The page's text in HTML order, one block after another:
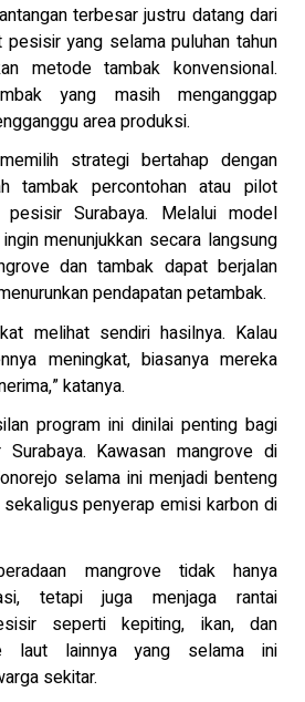
terbesar justru datang dari
yang selama puluhan tahun
metode tambak konvensional.
yang masih menganggap
area produksi.
strategi bertahap dengan
tambak percontohan atau pilot
Surabaya. Melalui model
menunjukkan secara langsung
dan tambak dapat berjalan
pendapatan petambak.
melihat sendiri hasilnya. Kalau
meningkat, biasanya mereka
katanya.
program ini dinilai penting bagi
Kawasan mangrove di
selama ini menjadi benteng
penyerap emisi karbon di
mangrove tidak hanya
tetapi juga menjaga rantai
seperti kepiting, ikan, dan
laut lainnya yang selama ini
sekitar.